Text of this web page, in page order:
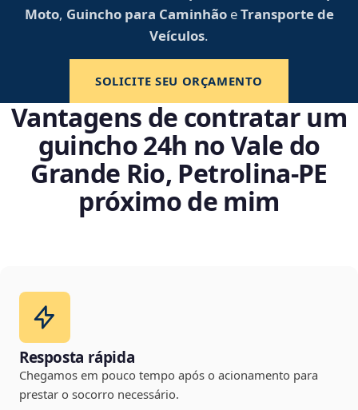
Moto, Guincho para CaminhãoeTransporte de
Veículos.
SOLICITE SEU ORÇAMENTO
Vantagens de contratar um
guincho 24h no Vale do
Grande Rio, Petrolina‑PE
próximo de mim
Resposta rápida
Chegamos em pouco tempo após o acionamento para
prestar o socorro necessário.